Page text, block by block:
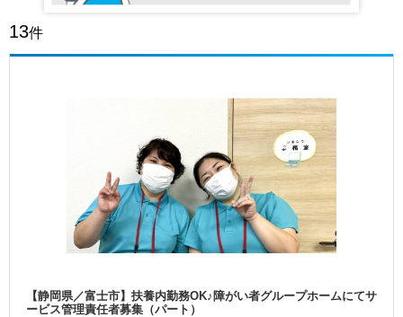
13件
【静岡県／富士市】扶養内勤務OK♪障がい者グループホームにてサ
ービス管理責任者募集（パート）